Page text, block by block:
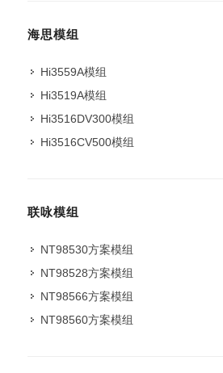
海思模组
Hi3559A模组
Hi3519A模组
Hi3516DV300模组
Hi3516CV500模组
联咏模组
NT98530方案模组
NT98528方案模组
NT98566方案模组
NT98560方案模组